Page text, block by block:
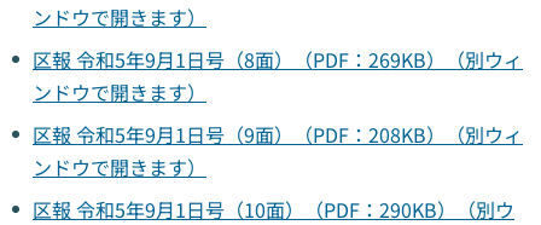
ンドウで開きます）
区報 令和5年9月1日号（8面）（PDF：269KB）（別ウィ
ンドウで開きます）
区報 令和5年9月1日号（9面）（PDF：208KB）（別ウィ
ンドウで開きます）
区報 令和5年9月1日号（10面）（PDF：290KB）（別ウ